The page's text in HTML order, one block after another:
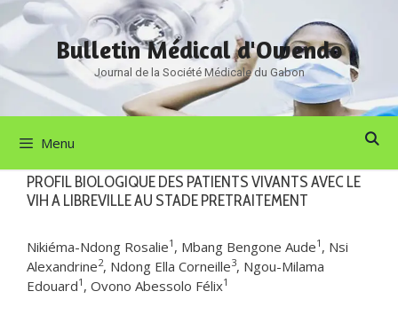
Aller
au
contenu
Bulletin Médical d'Owendo
Journal de la Société Médicale du Gabon
Menu
PROFIL BIOLOGIQUE DES PATIENTS VIVANTS AVEC LE
VIH A LIBREVILLE AU STADE PRETRAITEMENT
Nikiéma-Ndong Rosalie1 , Mbang Bengone Aude1 , Nsi
Alexandrine2, Ndong Ella Corneille3, Ngou-Milama
Edouard1 , Ovono Abessolo Félix1